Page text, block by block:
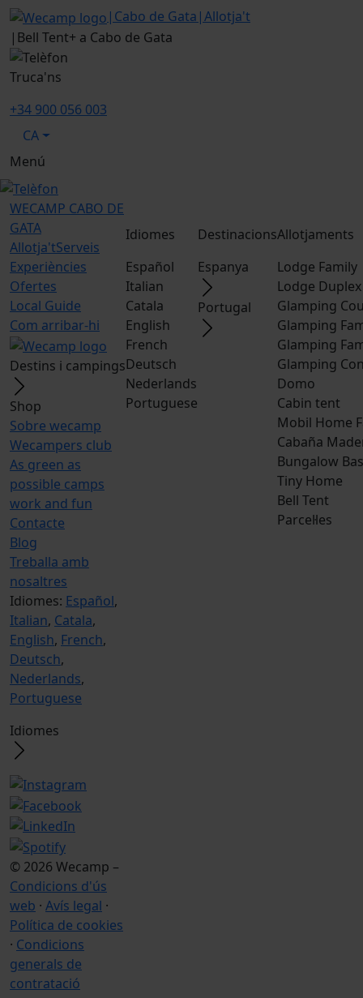
| Cabo de Gata |Allotja't
| Bell Tent+ a Cabo de Gata
Truca'ns
+34 900 056 003
CA
Menú
WECAMP CABO DE
GATA
Allotja'tServeis
Experiències
Ofertes
Local Guide
Com arribar-hi
Destins i campings
Shop
Sobre wecamp
Wecampers club
As green as
possible camps
work and fun
Contacte
Blog
Treballa amb
nosaltres
Idiomes: Español,
Italian, Catala,
English, French,
Deutsch,
Nederlands,
Portuguese
Idiomes
© 2026 Wecamp –
Condicions d'ús
web · Avís legal ·
Política de cookies
· Condicions
generals de
contratació
Idiomes
Español
Italian
Catala
English
French
Deutsch
Nederlands
Portuguese
Destinacions
Espanya
Portugal
Allotjaments
Lodge Family
Lodge Duplex
Glamping
Glamping
Glamping
Glamping
Domo
Cabin tent
Mobil Home
Cabaña
Bungalow
Tiny Home
Bell Tent
Parcel·les